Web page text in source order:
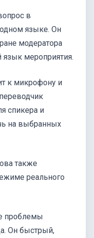
в
языке. Он
модератора
мероприятия.
к микрофону и
спикера и
на выбранных
также
реального
проблемы
Он быстрый,